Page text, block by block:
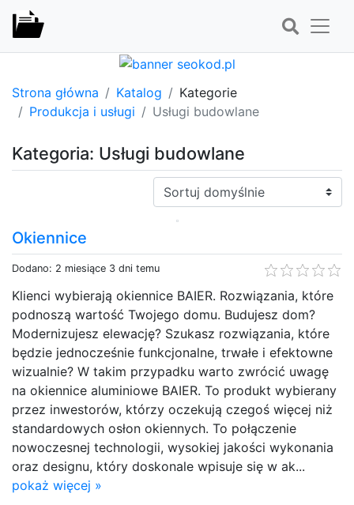
Strona główna Katalog
Kategorie
Produkcja i usługi
Usługi budowlane
Kategoria: Usługi budowlane
Sortuj:
Okiennice
Dodano: 2 miesiące 3 dni temu
Klienci wybierają okiennice BAIER. Rozwiązania, które
podnoszą wartość Twojego domu. Budujesz dom?
Modernizujesz elewację? Szukasz rozwiązania, które
będzie jednocześnie funkcjonalne, trwałe i efektowne
wizualnie? W takim przypadku warto zwrócić uwagę
na okiennice aluminiowe BAIER. To produkt wybierany
przez inwestorów, którzy oczekują czegoś więcej niż
standardowych osłon okiennych. To połączenie
nowoczesnej technologii, wysokiej jakości wykonania
oraz designu, który doskonale wpisuje się w ak...
pokaż więcej »